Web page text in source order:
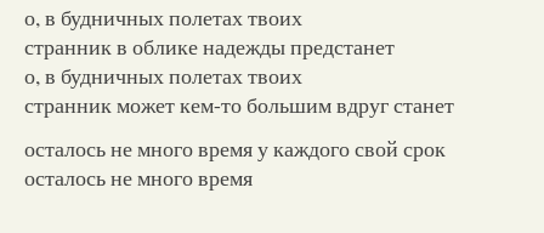
о, в будничных полетах твоих
странник в облике надежды предстанет
о, в будничных полетах твоих
странник может кем-то большим вдруг станет
осталось не много время у каждого свой срок
осталось не много время